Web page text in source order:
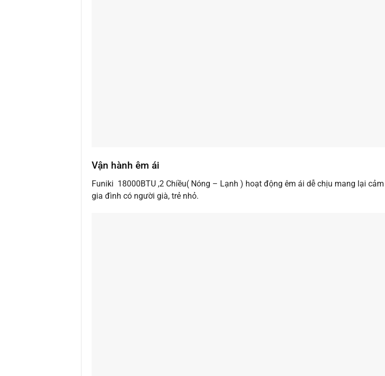
Vận hành êm ái
Funiki 18000BTU ,2 Chiều( Nóng – Lạnh ) hoạt động êm ái dễ chịu mang lại
gia đình có người già, trẻ nhỏ.